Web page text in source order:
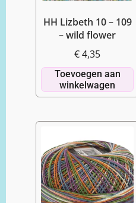
HH Lizbeth 10 – 109
– wild flower
€4,35
Toevoegen aan
winkelwagen